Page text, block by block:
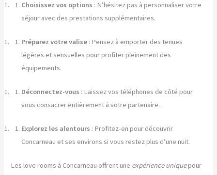
Choisissez vos options : N’hésitez pas à personnaliser votre
séjour avec des prestations supplémentaires.
Préparez votre valise : Pensez à emporter des tenues
légères et sensuelles pour profiter pleinement des
équipements.
Déconnectez-vous : Laissez vos téléphones de côté pour
vous consacrer entièrement à votre partenaire.
Explorez les alentours : Profitez-en pour découvrir
Concarneau et ses environs si vous restez plus d’une nuit.
Les love rooms à Concarneau offrent une expérience uniquepour